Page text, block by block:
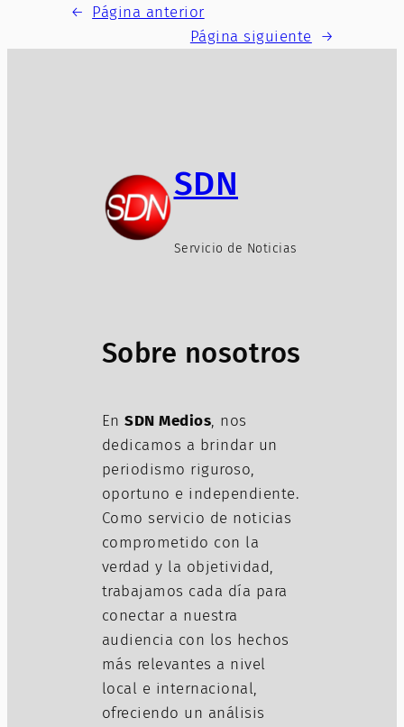
← Página anterior
Página siguiente
→
SDN
Servicio de Noticias
Sobre nosotros
En SDN Medios, nos
dedicamos a brindar un
periodismo riguroso,
oportuno e independiente.
Como servicio de noticias
comprometido con la
verdad y la objetividad,
trabajamos cada día para
conectar a nuestra
audiencia con los hechos
más relevantes a nivel
local e internacional,
ofreciendo un análisis